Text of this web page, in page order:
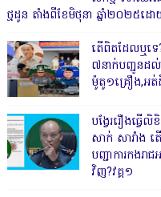
ថ្មដូន តាំងពីខែមិថុនា ឆ្នាំ២០២៥ដោយ
តើពិតដែលឬ
៧នាក់បញ្ជូនដល់
ម៉ូតូ១គ្រឿង,អ
បង្វែររឿងធ្វ
សាក់ សារាំង
បញ្ជាការកងរា
វិញ?វគ្គ១